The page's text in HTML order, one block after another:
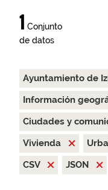
1 Conjunto
de datos
Ayuntamiento de
Información
Ciudades y
Vivienda
CSV
JSON